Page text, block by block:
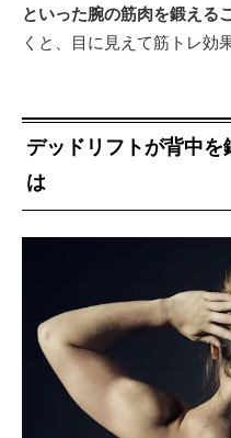
といった腕の筋肉を鍛える
くと、目に見えて筋トレ効
デッドリフトが背中
は